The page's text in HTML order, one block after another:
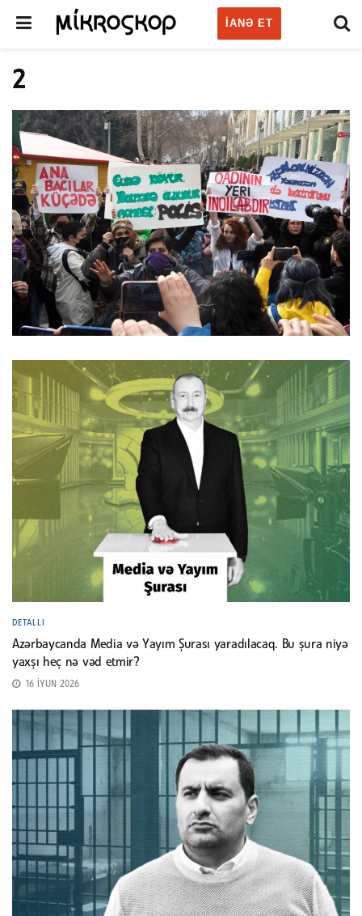
IANƏ ET
2
DETALLI
Azərbaycanda Media və Yayım Şurası yaradılacaq. Bu şura niyə
yaxşı heç nə vəd etmir?
16 İYUN 2026